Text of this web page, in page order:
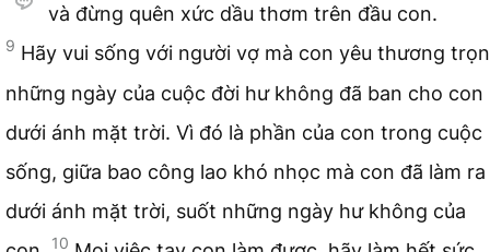
và đừng quên xức dầu thơm trên đầu con.
9 Hãy vui sống với người vợ mà con yêu thương trọn
những ngày của cuộc đời hư không đã ban cho con
dưới ánh mặt trời. Vì đó là phần của con trong cuộc
sống, giữa bao công lao khó nhọc mà con đã làm ra
dưới ánh mặt trời, suốt những ngày hư không của
10